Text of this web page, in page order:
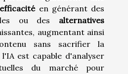
en générant des
ou des alternatives
augmentant ainsi
sans sacrifier la
est capable d'analyser
du marché pour